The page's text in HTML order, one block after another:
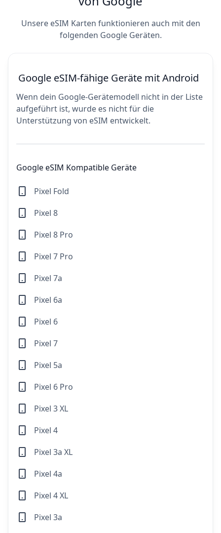
Unsere eSIM Karten funktionieren auch mit den
folgenden Google Geräten.
Google eSIM-fähige Geräte mit Android
Wenn dein Google-Gerätemodell nicht in der Liste
aufgeführt ist, wurde es nicht für die
Unterstützung von eSIM entwickelt.
Google eSIM Kompatible Geräte
Pixel Fold
Pixel 8
Pixel 8 Pro
Pixel 7 Pro
Pixel 7a
Pixel 6a
Pixel 6
Pixel 7
Pixel 5a
Pixel 6 Pro
Pixel 3 XL
Pixel 4
Pixel 3a XL
Pixel 4a
Pixel 4 XL
Pixel 3a